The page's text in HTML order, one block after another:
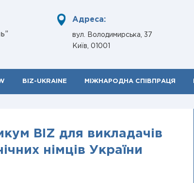
Адреса:
вул. Володимирська, 37
Київ, 01001
BIZ-UKRAINE МІЖНАРОДНА СПІВПРАЦЯ
BIZ для викладачів
німців України